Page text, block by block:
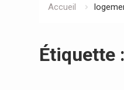
Accueil
Étiquette :